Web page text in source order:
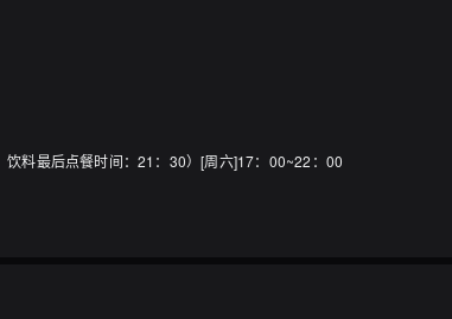
料最后点餐时间：21：30）[周六]17：00~22：00